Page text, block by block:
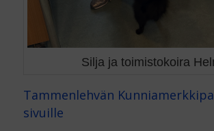
Silja ja toimistokoira
Tammenlehvän
sivuille